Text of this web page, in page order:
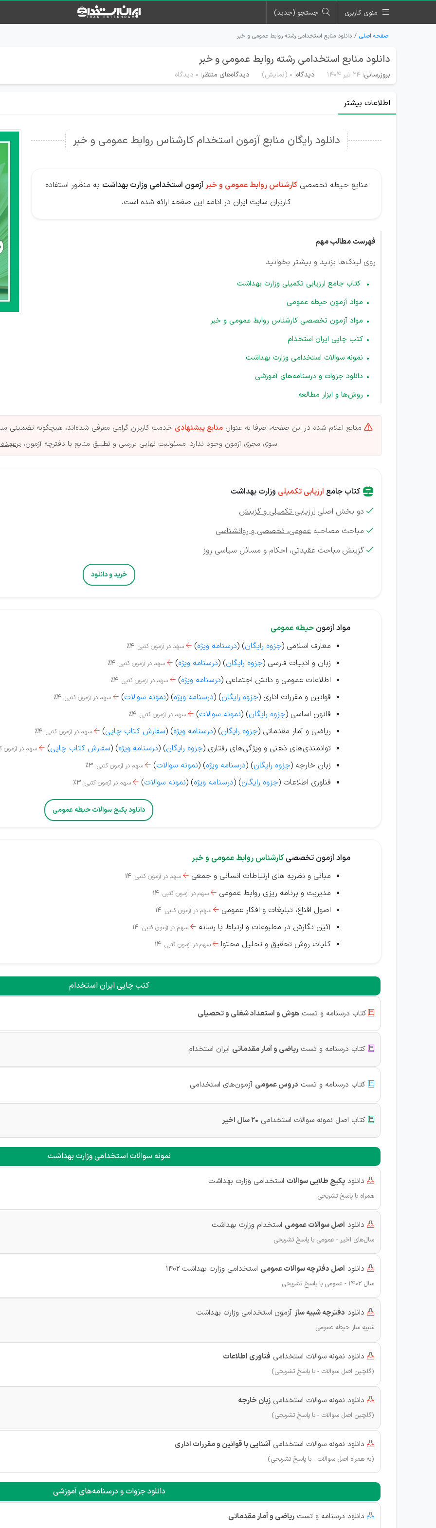
منوی کاربری جستجو (جدید)
صفحه اصلی دانلود منابع استخدامی رشته روابط عمومی و خبر
دانلود منابع استخدامی رشته روابط عمومی و خبر
بروزرسانی: ۲۴ تیر ۱۴۰۴ دیدگاه: 0 (نمایش) دیدگاه‌های منتظر: ۰ دیدگاه
اطلاعات بیشتر
دانلود رایگان منابع آزمون استخدام کارشناس روابط عمومی و خبر
منابع حیطه تخصصیکارشناس روابط عمومی و خبرآزمون استخدامی وزارت بهداشت به منظور استفاده
کاربران سایت ایران در ادامه این صفحه ارائه شده است.
فهرست مطالب مهم
روی لینک‌ها بزنید و بیشتر بخوانید
کتاب جامع ارزیابی تکمیلی وزارت بهداشت
مواد آزمون حیطه عمومی
مواد آزمون تخصصی کارشناس روابط عمومی و خبر
کتب چاپی ایران استخدام
نمونه سوالات استخدامی وزارت بهداشت
دانلود جزوات و درسنامه‌های آموزشی
روش‌ها و ابزار مطالعه
 منابع اعلام شده در این صفحه، صرفا به عنوان منابع پیشنهادی خدمت کاربران گرامی معرفی شده‌اند، هیچگونه تضمینی
سوی مجری آزمون وجود ندارد. مسئولیت نهایی بررسی و تطبیق منابع با دفترچه آزمون،
کتاب جامع ارزیابی تکمیلی وزارت بهداشت
 دو بخش اصلی ارزیابی تکمیلی و گزینش
 مباحث مصاحبه عمومی، تخصصی و روانشناسی
 گزینش مباحث عقیدتی، احکام و مسائل سیاسی روز
خرید و دانلود
مواد آزمون حیطه عمومی
معارف اسلامی (جزوه رایگان) (درسنامه ویژه)
 سهم در آزمون کتبی: 4%
زبان و ادبیات فارسی (جزوه رایگان) (درسنامه ویژه)
 سهم در آزمون کتبی: 4%
اطلاعات عمومی و دانش اجتماعی (درسنامه ویژه)
 سهم در آزمون کتبی: 4%
قوانین و مقررات اداری (جزوه رایگان) (درسنامه ویژه)
(نمونه سوالات)
 سهم در آزمون کتبی: 4%
قانون اساسی (جزوه رایگان) (نمونه سوالات)
 سهم در آزمون کتبی: 4%
ریاضی و آمار مقدماتی (جزوه رایگان) (درسنامه ویژه) (سفارش کتاب چاپی)
 سهم در آزمون کتبی: 4%
توانمندی‌های ذهنی و ویژگی‌های رفتاری (جزوه رایگان) (درسنامه ویژه) (سفارش کتاب چاپی)
 سهم در آزمون
زبان خارجه (جزوه رایگان) (درسنامه ویژه) (نمونه سوالات)
 سهم در آزمون کتبی: 3%
فناوری اطلاعات (جزوه رایگان) (درسنامه ویژه)
(نمونه سوالات)
 سهم در آزمون کتبی: 3%
دانلود پکیج سوالات حیطه عمومی
مواد آزمون تخصصیکارشناس روابط عمومی و خبر
مبانی و نظریه های ارتباطات انسانی و جمعی  سهم در آزمون کتبی: 14
مدیریت و برنامه ریزی روابط عمومی  سهم در آزمون کتبی: 14
اصول اقناع، تبلیغات و افکار عمومی  سهم در آزمون کتبی: 14
آئین نگارش در مطبوعات و ارتباط با رسانه  سهم در آزمون کتبی: 14
کلیات روش تحقیق و تحلیل محتوا  سهم در آزمون کتبی: 14
کتب چاپی ایران استخدام
 کتاب درسنامه و تست هوش و استعداد شغلی و تحصیلی
 کتاب درسنامه و تست ریاضی و آمار مقدماتی ایران استخدام
 کتاب درسنامه و تست دروس عمومی آزمون‌های استخدامی
 کتاب اصل نمونه سوالات استخدامی 20 سال اخیر
نمونه سوالات استخدامی وزارت بهداشت
 دانلود پکیج طلایی سوالات استخدامی وزارت بهداشت
همراه با پاسخ تشریحی
 دانلود اصل سوالات عمومی استخدام وزارت بهداشت
سال‌های اخیر - عمومی با پاسخ تشریحی
 دانلود اصل دفترچه سوالات عمومی استخدامی وزارت بهداشت ۱۴۰۲
سال‌ 1402 - عمومی با پاسخ تشریحی
 دانلود دفترچه شبیه ساز آزمون استخدامی وزارت بهداشت
شبیه ساز حیطه عمومی
 دانلود نمونه سوالات استخدامی فناوری اطلاعات
(گلچین اصل سوالات - با پاسخ تشریحی)
 دانلود نمونه سوالات استخدامی زبان خارجه
(گلچین اصل سوالات - با پاسخ تشریحی)
 دانلود نمونه سوالات استخدامی آشنایی با قوانین و مقررات اداری
(به همراه اصل سوالات - با پاسخ تشریحی)
دانلود جزوات و درسنامه‌های آموزشی
 دانلود درسنامه و تست ریاضی و آمار مقدماتی